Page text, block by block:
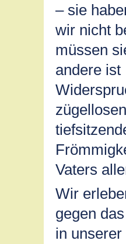
– sie
wir nicht
müssen
andere ist
Vaters
Wir
gegen
in